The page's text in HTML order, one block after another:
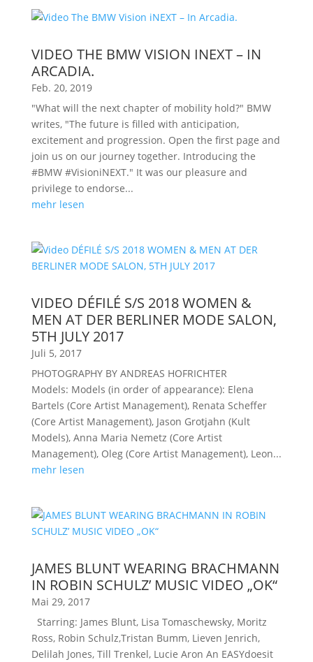
VIDEO THE BMW VISION INEXT – IN
ARCADIA.
Feb. 20, 2019
"What will the next chapter of mobility hold?" BMW
writes, "The future is filled with anticipation,
excitement and progression. Open the first page and
join us on our journey together. Introducing the
#BMW #VisioniNEXT." It was our pleasure and
privilege to endorse...
mehr lesen
VIDEO DÉFILÉ S/S 2018 WOMEN &
MEN AT DER BERLINER MODE SALON,
5TH JULY 2017
Juli 5, 2017
PHOTOGRAPHY BY ANDREAS HOFRICHTER
Models: Models (in order of appearance): Elena
Bartels (Core Artist Management), Renata Scheffer
(Core Artist Management), Jason Grotjahn (Kult
Models), Anna Maria Nemetz (Core Artist
Management), Oleg (Core Artist Management), Leon...
mehr lesen
JAMES BLUNT WEARING BRACHMANN
IN ROBIN SCHULZ’ MUSIC VIDEO „OK“
Mai 29, 2017
Starring: James Blunt, Lisa Tomaschewsky, Moritz
Ross, Robin Schulz,Tristan Bumm, Lieven Jenrich,
Delilah Jones, Till Trenkel, Lucie Aron An EASYdoesit